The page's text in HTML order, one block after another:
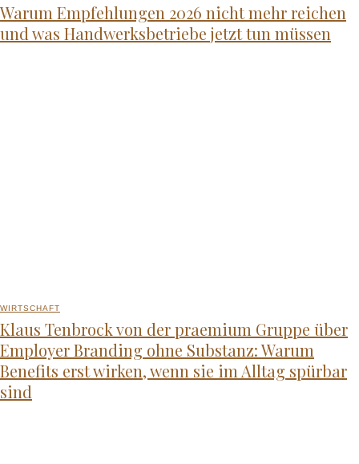
Warum Empfehlungen 2026 nicht mehr reichen
und was Handwerksbetriebe jetzt tun müssen
WIRTSCHAFT
Klaus Tenbrock von der praemium Gruppe über
Employer Branding ohne Substanz: Warum
Benefits erst wirken, wenn sie im Alltag spürbar
sind